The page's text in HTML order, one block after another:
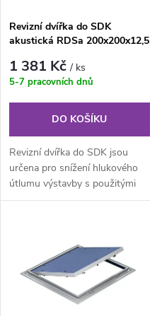
p
r
o
d
u
ů
s
p
r
d
u
Revizní dvířka do SDK
akustická RDSa 200x200x12,5
1 381 Kč/ ks
5-7 pracovních dnů
DO KOŠÍKU
Revizní dvířka do SDK jsou
určena pro snížení hlukového
útlumu výstavby s použitými
akustickými deskami. Skládají